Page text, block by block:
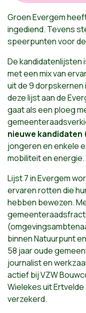
Groen Evergem
ingediend. Tevens
speerpunten voor
De kandidatenlijsten
met een mix van
uit de 9 dorpskernen
deze lijst aan de
gaat als een ploeg
nieuwe
jongeren en enkele
mobiliteit en energie.
Lijst 7 in Evergem
ervaren rotten die
hebben bewezen.
binnen Natuurpunt
58 jaar oude
journalist en
actief bij VZW
Wielekes uit
verzekerd.